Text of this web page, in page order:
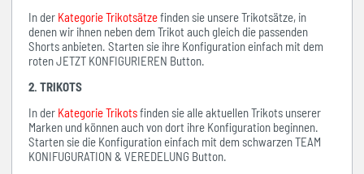
In der Kategorie Trikotsätzefinden sie unsere Trikotsätze, in
denen wir ihnen neben dem Trikot auch gleich die passenden
Shorts anbieten. Starten sie ihre Konfiguration einfach mit dem
roten JETZT KONFIGURIEREN Button.
2. TRIKOTS
In der Kategorie Trikotsfinden sie alle aktuellen Trikots unserer
Marken und können auch von dort ihre Konfiguration beginnen.
Starten sie die Konfiguration einfach mit dem schwarzen TEAM
KONIFUGURATION & VEREDELUNG Button.